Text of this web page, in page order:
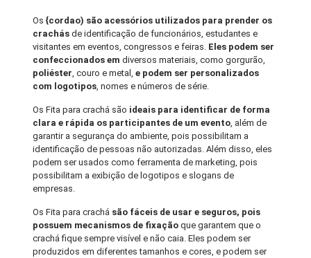
Os {cordao) são acessórios utilizados para prender os
crachás de identificação de funcionários, estudantes e
visitantes em eventos, congressos e feiras. Eles podem ser
confeccionados emdiversos materiais, como gorgurão,
poliéster, couro e metal,e podem ser personalizados
com logotipos, nomes e números de série.
Os Fita para crachá são ideais para identificar de forma
clara e rápida os participantes de um evento, além de
garantir a segurança do ambiente, pois possibilitam a
identificação de pessoas não autorizadas. Além disso, eles
podem ser usados como ferramenta de marketing, pois
possibilitam a exibição de logotipos e slogans de
empresas.
Os Fita para crachá são fáceis de usar e seguros, pois
possuem mecanismos de fixação que garantem que o
crachá fique sempre visível e não caia. Eles podem ser
produzidos em diferentes tamanhos e cores, e podem ser